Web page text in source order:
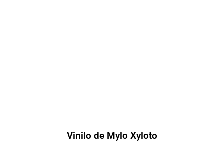
Vinilo de Mylo Xyloto